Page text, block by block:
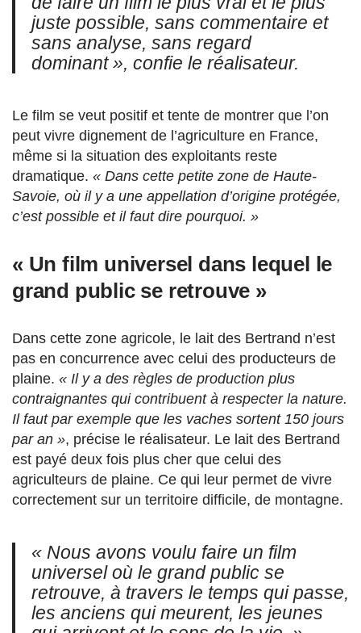
juste possible, sans commentaire et
sans analyse, sans regard
dominant », confie le réalisateur.
Le film se veut positif et tente de montrer que l’on
peut vivre dignement de l’agriculture en France,
même si la situation des exploitants reste
dramatique. « Dans cette petite zone de Haute-
Savoie, où il y a une appellation d’origine protégée,
c’est possible et il faut dire pourquoi. »
« Un film universel dans lequel le
grand public se retrouve »
Dans cette zone agricole, le lait des Bertrand n’est
pas en concurrence avec celui des producteurs de
plaine. « Il y a des règles de production plus
contraignantes qui contribuent à respecter la nature.
Il faut par exemple que les vaches sortent 150 jours
par an », précise le réalisateur. Le lait des Bertrand
est payé deux fois plus cher que celui des
agriculteurs de plaine. Ce qui leur permet de vivre
correctement sur un territoire difficile, de montagne.
« Nous avons voulu faire un film
universel où le grand public se
retrouve, à travers le temps qui passe,
les anciens qui meurent, les jeunes